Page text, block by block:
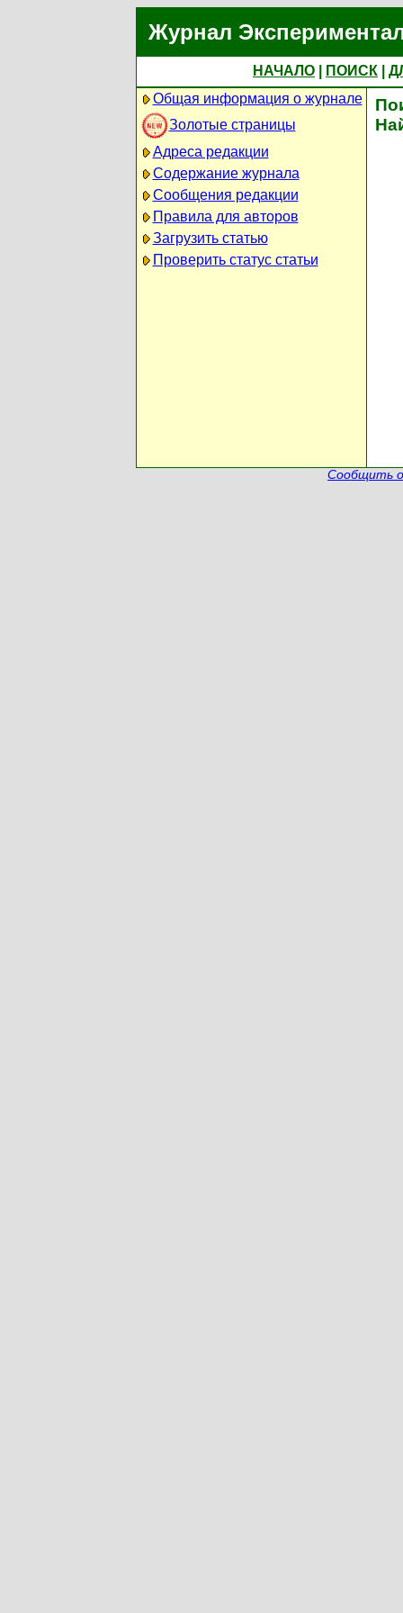
Журнал
НАЧАЛО ПОИСК
Общая информация о журнале
Золотые страницы
Адреса редакции
Содержание журнала
Сообщения редакции
Правила для авторов
Загрузить статью
Проверить статус статьи
Сообщить о